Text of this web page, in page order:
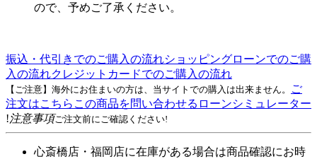
ので、予めご了承ください。
振込・代引きでのご購入の流れショッピングローンでのご購
入の流れクレジットカードでのご購入の流れ
【ご注意】海外にお住まいの方は、当サイトでの購入は出来ません。
ご
注文はこちら この商品を問い合わせる ローンシミュレーター
!注意事項ご注文前にご確認ください!
心斎橋店・福岡店に在庫がある場合は商品確認にお時